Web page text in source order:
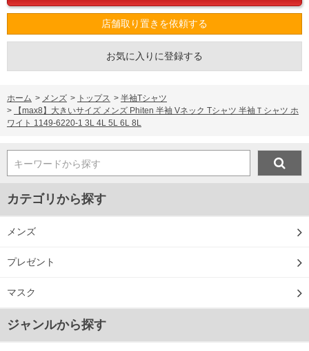
店舗取り置きを依頼する
お気に入りに登録する
ホーム > メンズ > トップス > 半袖Tシャツ
>
【max8】大きいサイズ メンズ Phiten 半袖 Vネック Tシャツ 半袖Ｔシャツ ホ
ワイト 1149-6220-1 3L 4L 5L 6L 8L
キーワードから探す
カテゴリから探す
メンズ
プレゼント
マスク
ジャンルから探す